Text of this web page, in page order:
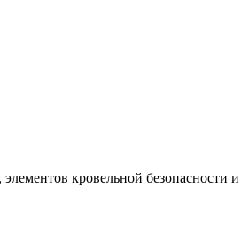
кровельной безопасности